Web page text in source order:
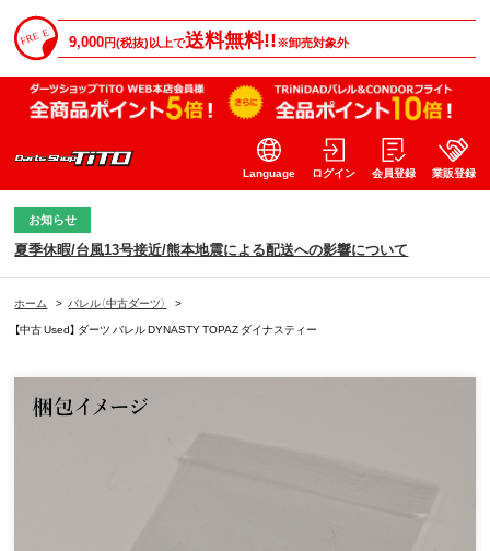
9,000円(税抜)以上で送料無料!!※卸売対象外
Language ログイン 会員登録 業販登録
お知らせ
夏季休暇/台風13号接近/熊本地震による配送への影響について
ホーム > バレル（中古ダーツ）
>
【中古 Used】 ダーツ バレル DYNASTY TOPAZ ダイナスティー